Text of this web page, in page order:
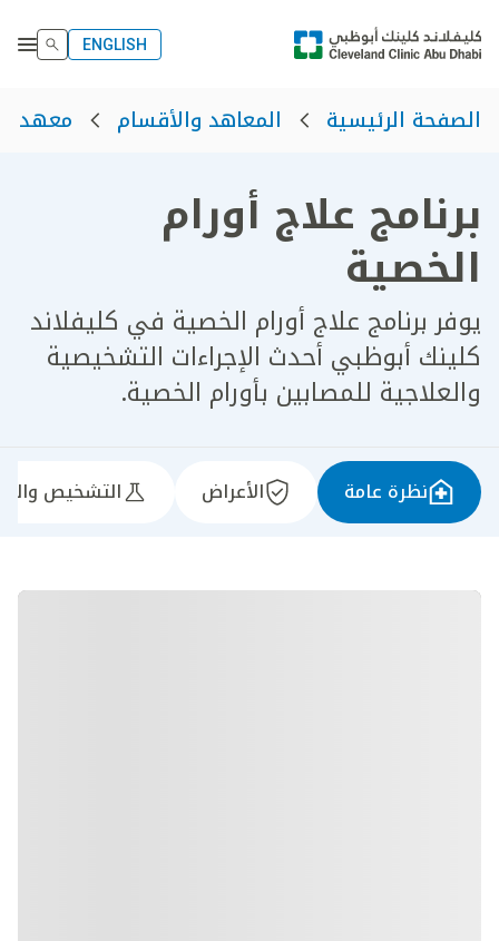
ENGLISH
الصفحة الرئيسية المعاهد والأقسام معهد
برنامج علاج أورام
الخصية​
يوفر برنامج علاج أورام الخصية في كليفلاند
كلينك أبوظبي أحدث الإجراءات التشخيصية
والعلاجية للمصابين بأورام الخصية.
نظرة عامة الأعراض التشخيص